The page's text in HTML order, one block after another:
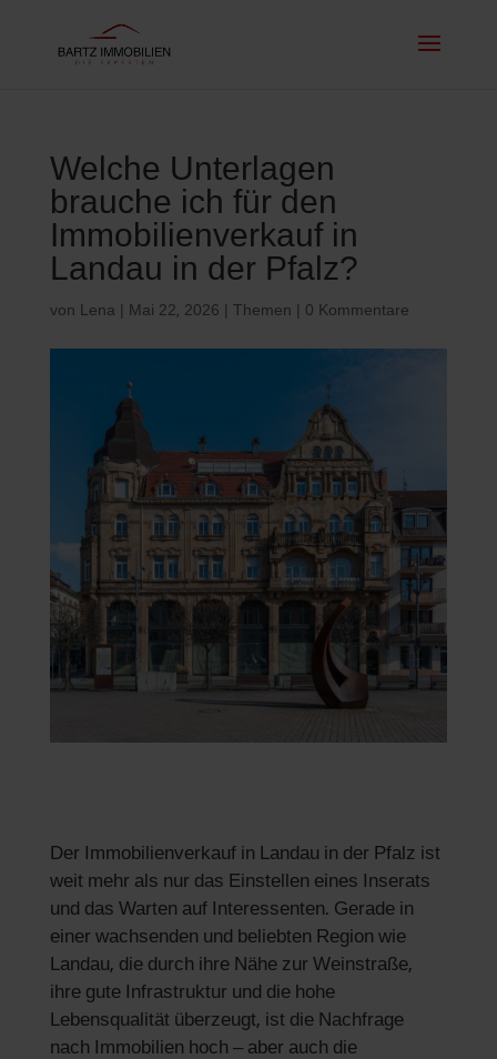
Welche Unterlagen
brauche ich für den
Immobilienverkauf in
Landau in der Pfalz?
von Lena| Mai 22, 2026 Themen 0 Kommentare
Der Immobilienverkauf in Landau in der Pfalz ist
weit mehr als nur das Einstellen eines Inserats
und das Warten auf Interessenten. Gerade in
einer wachsenden und beliebten Region wie
Landau, die durch ihre Nähe zur Weinstraße,
ihre gute Infrastruktur und die hohe
Lebensqualität überzeugt, ist die Nachfrage
nach Immobilien hoch – aber auch die